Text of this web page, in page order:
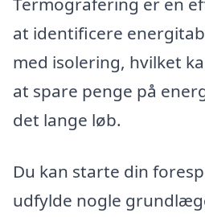
at identificere
med isolering, hvilket
at spare penge på
det lange løb.
Du kan starte din
udfylde nogle